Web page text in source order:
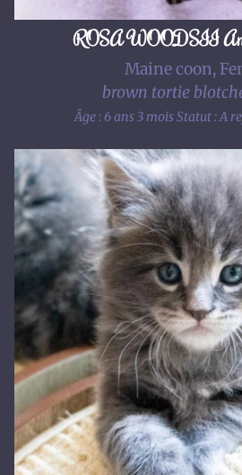
ROSA WOODSII
Maine coon,
brown tortie
Âge : 6 ans 3 moisStatut : A